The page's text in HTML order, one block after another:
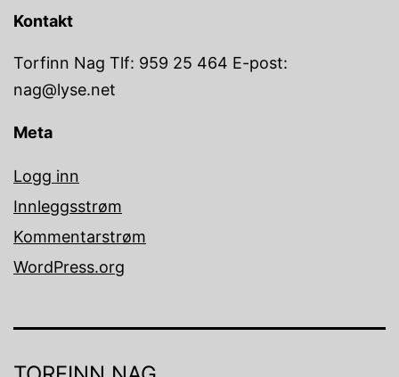
Kontakt
Torfinn Nag Tlf: 959 25 464 E-post:
nag@lyse.net
Meta
Logg inn
Innleggsstrøm
Kommentarstrøm
WordPress.org